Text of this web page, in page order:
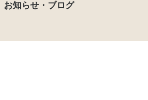
お知らせ・ブログ